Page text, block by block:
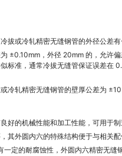
拔或冷轧精密无缝钢管的外径公差
±0.10mm，外径 20mm 的，允许
标准，通常冷拔无缝管保证误差
冷轧精密无缝钢管的壁厚公差为
好的机械性能和加工性能，可用于
其外圆内六的特殊结构便于与相关
一定的耐腐蚀性，外圆内六精密无